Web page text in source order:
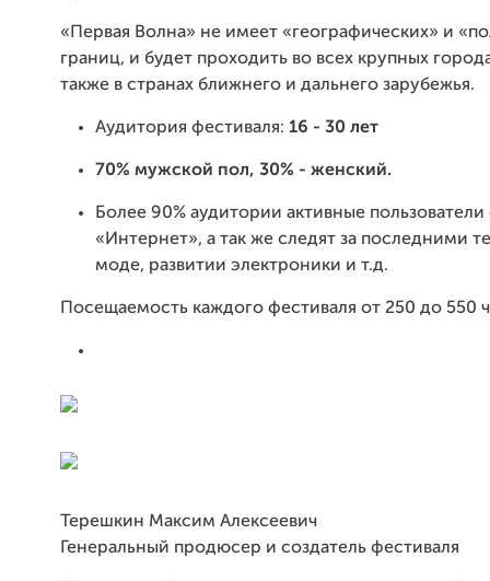
«Первая Волна» не имеет «географических» и
границ, и будет проходить во всех крупных
также в странах ближнего и дальнего зарубежья.
Аудитория фестиваля: 16 - 30 лет
70% мужской пол, 30% - женский.
Более 90% аудитории активные пользователи
«Интернет», а так же следят за последними
моде, развитии электроники и т.д.
Посещаемость каждого фестиваля от 250 до 550
Терешкин Максим Алексеевич
Генеральный продюсер и создатель фестиваля